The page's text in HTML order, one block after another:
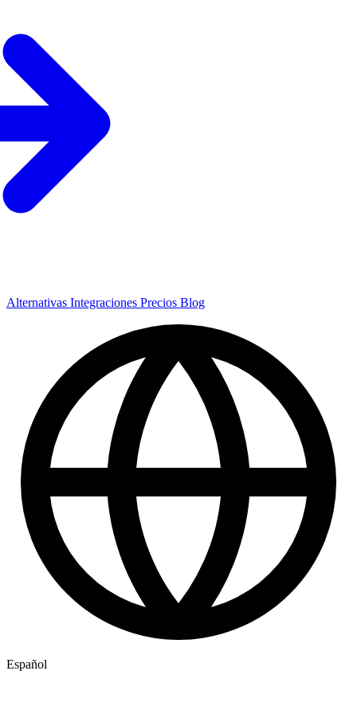
Alternativas Integraciones Precios Blog
Español